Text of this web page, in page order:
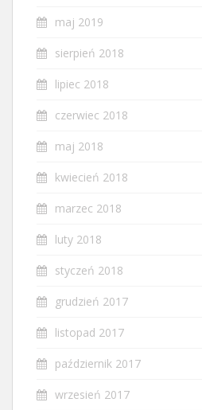
maj 2019
sierpień 2018
lipiec 2018
czerwiec 2018
maj 2018
kwiecień 2018
marzec 2018
luty 2018
styczeń 2018
grudzień 2017
listopad 2017
październik 2017
wrzesień 2017